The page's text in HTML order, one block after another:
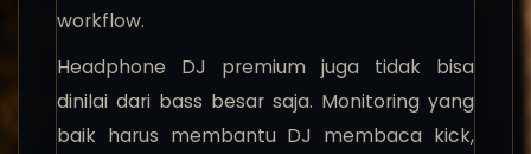
workflow.
Headphone DJ premium juga tidak bisa
dinilai dari bass besar saja. Monitoring yang
baik harus membantu DJ membaca kick,